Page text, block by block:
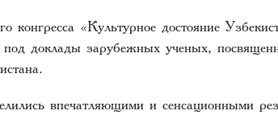
«Культурное достояние
под доклады зарубежных ученых,
впечатляющими и сенсационными